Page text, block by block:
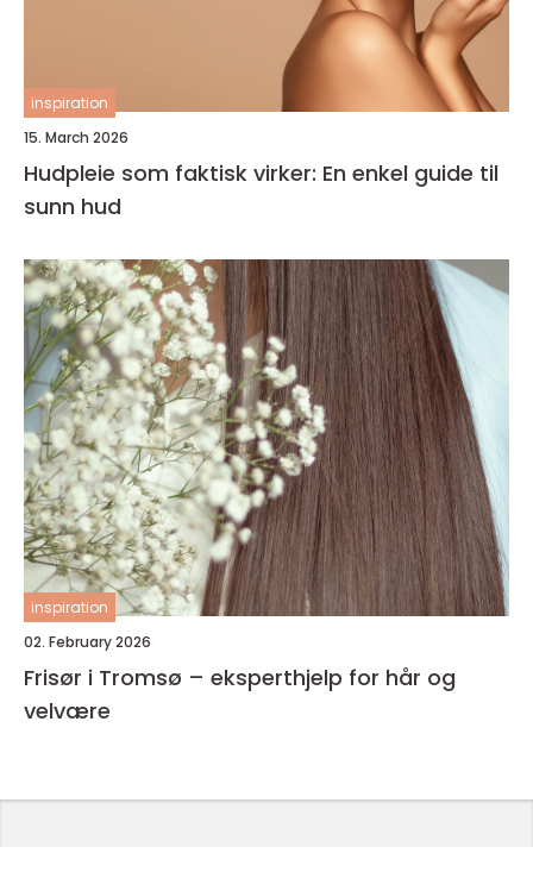
inspiration
15. March 2026
Hudpleie som faktisk virker: En enkel guide til
sunn hud
inspiration
02. February 2026
Frisør i Tromsø – eksperthjelp for hår og
velvære